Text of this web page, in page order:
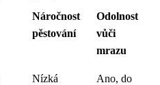
Náročnost
pěstování
Odolnost
vůči
mrazu
Nízká
Ano, do